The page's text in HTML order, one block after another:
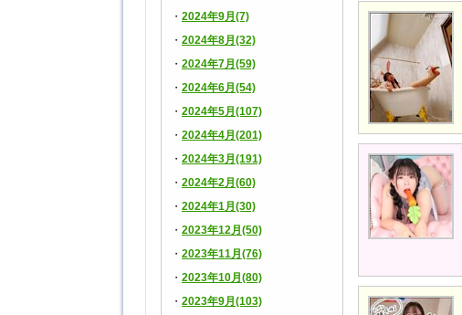
2024年9月(7)
2024年8月(32)
2024年7月(59)
2024年6月(54)
2024年5月(107)
2024年4月(201)
2024年3月(191)
2024年2月(60)
2024年1月(30)
2023年12月(50)
2023年11月(76)
2023年10月(80)
2023年9月(103)